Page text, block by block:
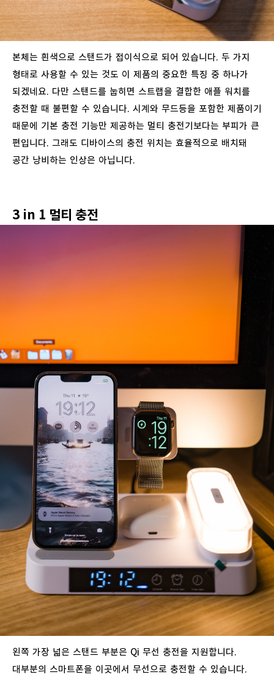
본체는 흰색으로 스탠드가 접이식으로 되어 있습니다. 두 가지
형태로 사용할 수 있는 것도 이 제품의 중요한 특징 중 하나가
되겠네요. 다만 스탠드를 눕히면 스트랩을 결합한 애플 워치를
충전할 때 불편할 수 있습니다. 시계와 무드등을 포함한 제품이기
때문에 기본 충전 기능만 제공하는 멀티 충전기보다는 부피가 큰
편입니다. 그래도 디바이스의 충전 위치는 효율적으로 배치돼
공간 낭비하는 인상은 아닙니다.
3 in 1 멀티 충전
왼쪽 가장 넓은 스탠드 부분은 Qi 무선 충전을 지원합니다.
대부분의 스마트폰을 이곳에서 무선으로 충전할 수 있습니다.